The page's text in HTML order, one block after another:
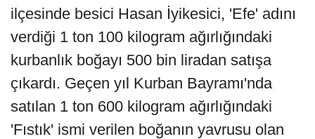
ilçesinde besici Hasan İyikesici, 'Efe' adını
verdiği 1 ton 100 kilogram ağırlığındaki
kurbanlık boğayı 500 bin liradan satışa
çıkardı. Geçen yıl Kurban Bayramı'nda
satılan 1 ton 600 kilogram ağırlığındaki
'Fıstık' ismi verilen boğanın yavrusu olan